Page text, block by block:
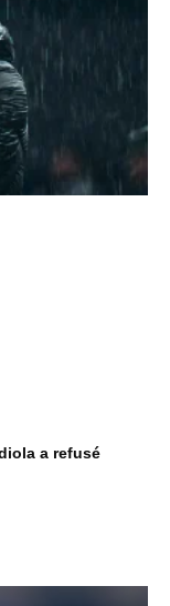
a refusé